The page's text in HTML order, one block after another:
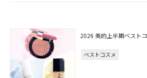
2026 美的上半期ベスト
ベストコスメ